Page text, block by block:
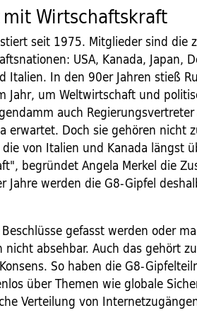
Wirtschaftskraft
seit 1975. Mitglieder sind die
USA, Kanada, Japan,
Italien. In den 90er Jahren stieß
um Weltwirtschaft und
auch
erwartet. Doch sie gehören nicht
von Italien und Kanada längst
begründet Angela Merkel die
Jahre werden die G8-Gipfel
gefasst werden oder
absehbar. Auch das gehört
So haben die G8-
über Themen wie globale
Verteilung von